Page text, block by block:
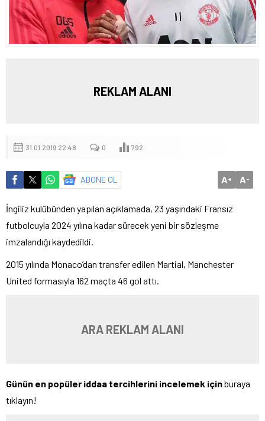
REKLAM ALANI
31.01.2019 22:48 0 792
ABONE OL A+ A-
İngiliz kulübünden yapılan açıklamada, 23 yaşındaki Fransız
futbolcuyla 2024 yılına kadar sürecek yeni bir sözleşme
imzalandığı kaydedildi.
2015 yılında Monaco’dan transfer edilen Martial, Manchester
United formasıyla 162 maçta 46 gol attı.
ARA REKLAM ALANI
Günün en popüler iddaa tercihlerini incelemek içinburaya
tıklayın!